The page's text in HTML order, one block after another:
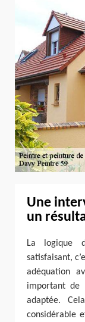
Une
un
La logique
satisfaisant,
adéquation
important de
adaptée.
considérable